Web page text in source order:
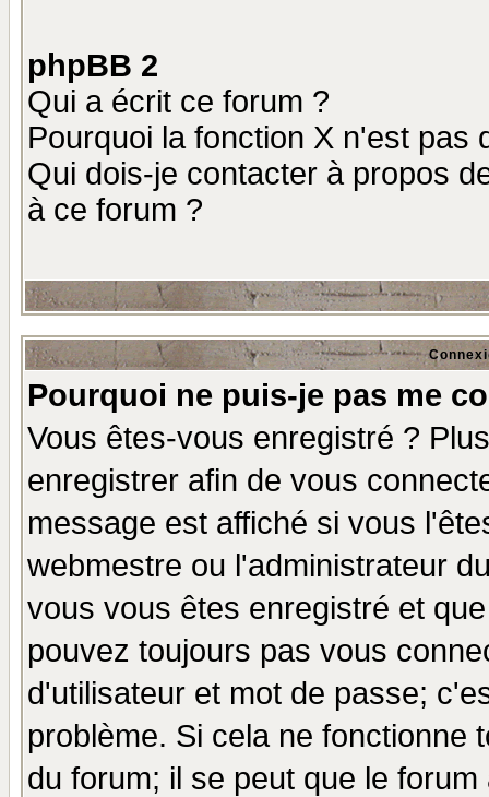
phpBB 2
Qui a écrit ce forum ?
Pourquoi la fonction X n'est pas
Qui dois-je contacter à propos
à ce forum ?
Pourquoi ne puis-je pas me
Vous êtes-vous enregistré ?
enregistrer afin de vous
message est affiché si vous
webmestre ou l'administrateur
vous vous êtes enregistré et
pouvez toujours pas vous
d'utilisateur et mot de passe;
problème. Si cela ne fonctionne
du forum; il se peut que le